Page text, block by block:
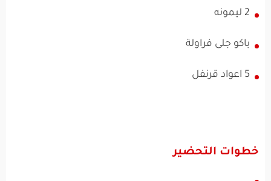
2 ليمونه
باكو جلى فراولة
5 اعواد قرنفل
خطوات التحضير